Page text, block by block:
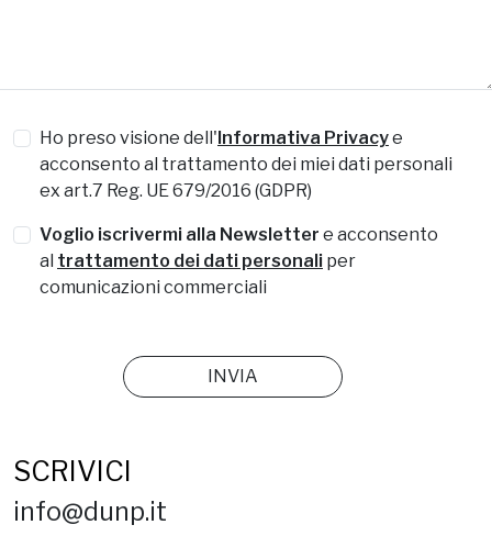
SCRIVICI
info@dunp.it
Ho preso visione dell' Informativa Privacye
acconsento al trattamento dei miei dati personali
ex art.7 Reg. UE 679/2016 (GDPR)
Voglio iscrivermi alla Newsletter e acconsento
al trattamento dei dati personali per
comunicazioni commerciali